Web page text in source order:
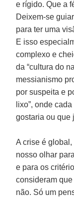
e rígido. Que a
Deixem-se
para ter uma
E isso
complexo e
da “cultura do
messianismo
por suspeita e
lixo”, onde
gostaria ou que
A crise é
nosso olhar
e para os
consideram
não. Só um